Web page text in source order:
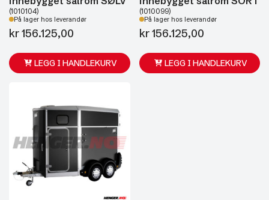
(1010104)
På lager hos leverandør
kr156.125,00
LEGG I HANDLEKURV
(1010099)
På lager hos leverandør
kr156.125,00
LEGG I HANDLEKURV